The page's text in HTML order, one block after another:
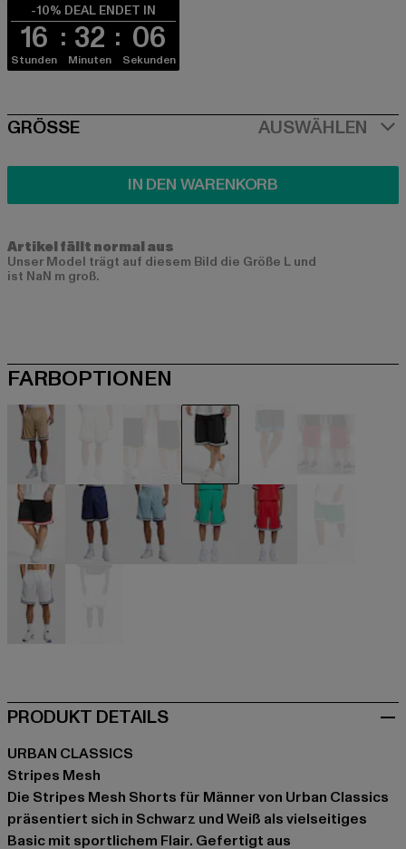
-10% DEAL ENDET IN
16
Stunden
32
Minuten
06
Sekunden
SIZE
GRÖSSE AUSWÄHLEN
IN DEN WARENKORB
Artikel fällt normal aus
Unser Model trägt auf diesem Bild die Größe L und
ist NaN m groß.
FARBOPTIONEN
beige beige schwarz schwarz schwarz
schwarz
PRODUKT DETAILS
URBAN CLASSICS
Stripes Mesh
Die Stripes Mesh Shorts für Männer von Urban Classics
präsentiert sich in Schwarz und Weiß als vielseitiges
Basic mit sportlichem Flair. Gefertigt aus